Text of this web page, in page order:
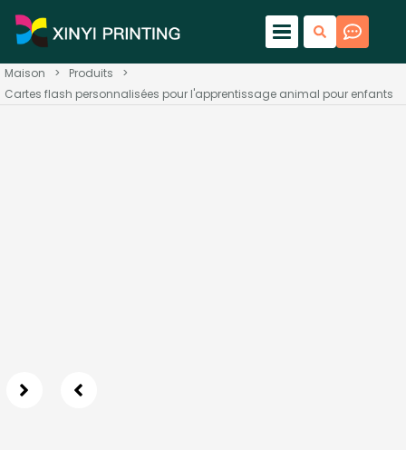
Maison > Produits
>
Cartes flash personnalisées pour l'apprentissage animal pour enfants